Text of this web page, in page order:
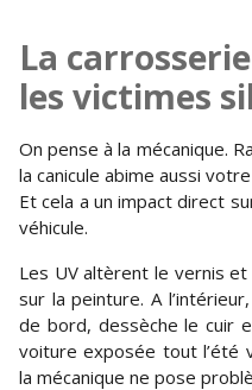
La
les victimes
On pense à la mécanique.
la canicule abime aussi
Et cela a un impact direct
véhicule.
Les UV altèrent le vernis
sur la peinture. A
de bord, dessèche le cuir
voiture exposée tout l’été
la mécanique ne pose